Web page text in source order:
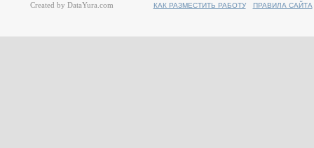
КАК РАЗМЕСТИТЬ РАБОТУ
ПРАВИЛА САЙТА
Created by DataYura.com